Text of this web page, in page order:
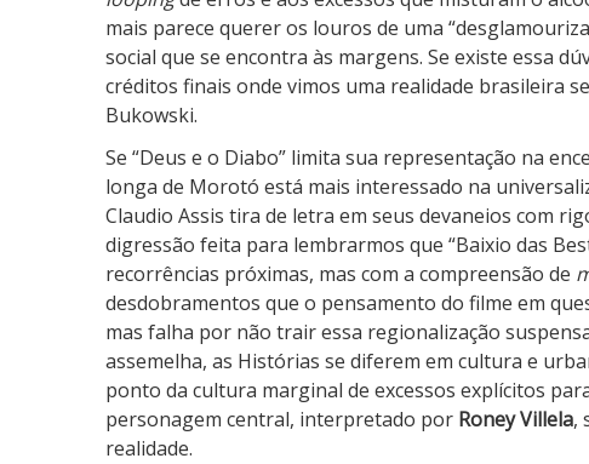
N
o
i
t
e
mais parece querer os louros de uma
social que se encontra às margens. Se existe essa
créditos finais onde vimos uma realidade brasileira
Bukowski.
Se “Deus e o Diabo” limita sua representação na
longa de Morotó está mais interessado na
Claudio Assis tira de letra em seus devaneios com
digressão feita para lembrarmos que “Baixio das
recorrências próximas, mas com a compreensão de
desdobramentos que o pensamento do filme em
mas falha por não trair essa regionalização
assemelha, as Histórias se diferem em cultura e
ponto da cultura marginal de excessos explícitos
personagem central, interpretado por Roney Villela,
realidade.